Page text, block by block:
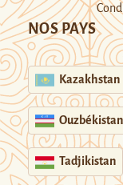
NOS PAYS
Kazakhstan
Ouzbékistan
Tadjikistan